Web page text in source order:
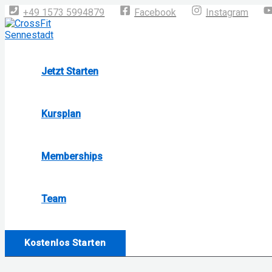
Zum
Inhalt
springen
+49 1573 5994879 Facebook Instagram
Jetzt Starten
Kursplan
Memberships
Team
Kostenlos Starten